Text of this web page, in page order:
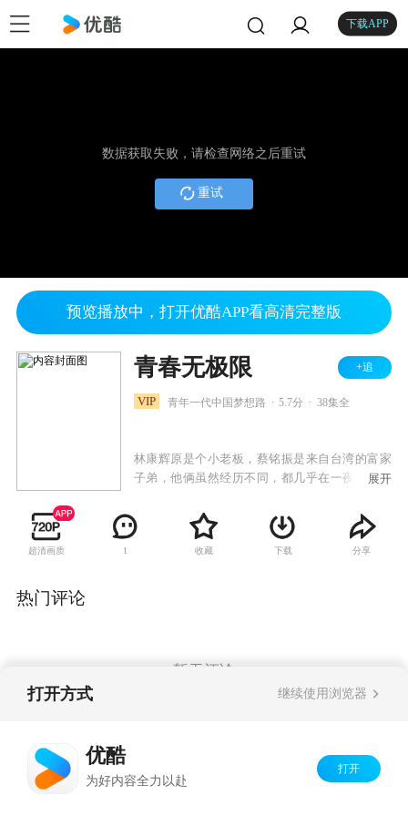
下载APP
数据获取失败，请检查网络之后重试
重试
预览播放中，打开优酷APP看高清完整版
青春无极限 +追
VIP 青年一代中国梦想路 5.7分 38集全
林康辉原是个小老板，蔡铭振是来自台湾的富家
子弟，他俩虽然经历不同，都几乎在一夜之间成
寻找创业机会，而且都看好在闽南乡村搞有机种
植，因此阴差阳错碰到一块，艰辛地进行一场“绿
色革命”。程雨欣和林康辉是一对欢喜冤家，在磕
展开
超清画质 1 收藏 下载 分享
热门评论
暂无评论
打开方式 继续使用浏览器
优酷
为好内容全力以赴
打开